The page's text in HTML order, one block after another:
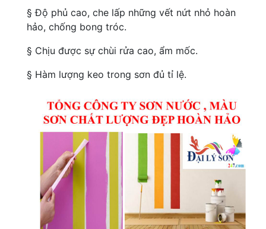
§ Độ phủ cao, che lấp những vết nứt nhỏ hoàn
hảo, chống bong tróc.
§ Chịu được sự chùi rửa cao, ẩm mốc.
§ Hàm lượng keo trong sơn đủ tỉ lệ.